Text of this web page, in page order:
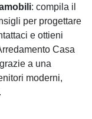
: compila il
per progettare
e ottieni
Casa
a una
moderni,